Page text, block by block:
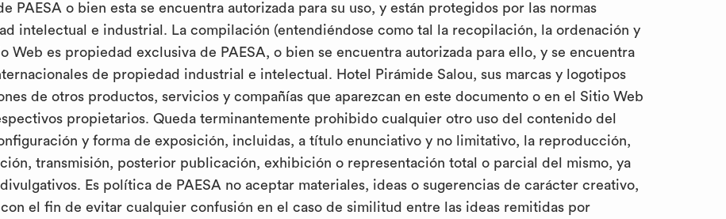
PAESA o bien esta se encuentra autorizada para su uso, y están protegidos por las normas
intelectual e industrial. La compilación (entendiéndose como tal la recopilación, la ordenación y
es propiedad exclusiva de PAESA, o bien se encuentra autorizada para ello, y se encuentra
de propiedad industrial e intelectual. Hotel Pirámide Salou, sus marcas y logotipos
de otros productos, servicios y compañías que aparezcan en este documento o en el Sitio Web
propietarios. Queda terminantemente prohibido cualquier otro uso del contenido del
y forma de exposición, incluidas, a título enunciativo y no limitativo, la reproducción,
transmisión, posterior publicación, exhibición o representación total o parcial del mismo, ya
Es política de PAESA no aceptar materiales, ideas o sugerencias de carácter creativo,
el fin de evitar cualquier confusión en el caso de similitud entre las ideas remitidas por